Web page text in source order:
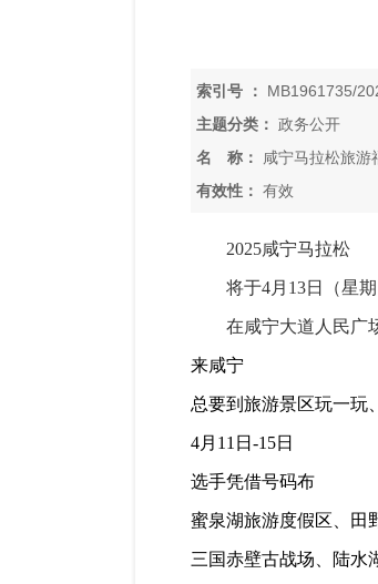
索引号 ： MB1961735/
主题分类： 政务公开
名 称：
咸宁马拉松旅游
有效性： 有效
2025咸宁马拉松
将于4月13日（星
在咸宁大道人民广
来咸宁
总要到旅游景区玩一玩
4月11日-15日
选手凭借号码布
蜜泉湖旅游度假区、田
三国赤壁古战场、陆水